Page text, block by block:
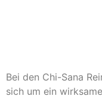
Bei den Chi-Sana
sich um ein